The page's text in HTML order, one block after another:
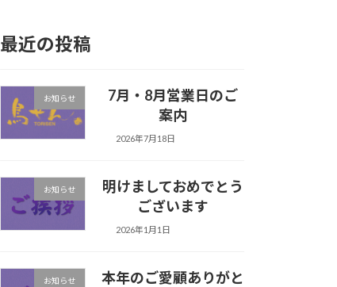
最近の投稿
お知らせ
7月・8月営業日のご
案内
2026年7月18日
お知らせ
明けましておめでとう
ございます
2026年1月1日
お知らせ
本年のご愛顧ありがと